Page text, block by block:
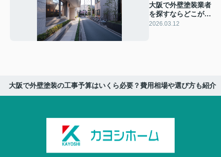
大阪で外壁塗装業者
を探すならどこがお
すすめ？業者選びの
2026.03.12
大阪で外壁塗装の工事予算はいくら必要？費用相場や選び方も紹介